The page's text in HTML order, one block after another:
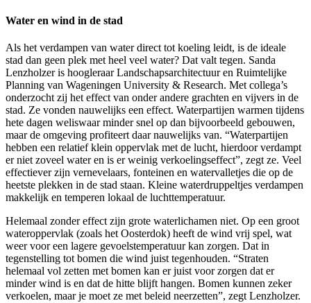
Water en wind in de stad
Als het verdampen van water direct tot koeling leidt, is de ideale
stad dan geen plek met heel veel water? Dat valt tegen. Sanda
Lenzholzer is hoogleraar Landschapsarchitectuur en Ruimtelijke
Planning van Wageningen University & Research. Met collega’s
onderzocht zij het effect van onder andere grachten en vijvers in de
stad. Ze vonden nauwelijks een effect. Waterpartijen warmen tijdens
hete dagen weliswaar minder snel op dan bijvoorbeeld gebouwen,
maar de omgeving profiteert daar nauwelijks van. “Waterpartijen
hebben een relatief klein oppervlak met de lucht, hierdoor verdampt
er niet zoveel water en is er weinig verkoelingseffect”, zegt ze. Veel
effectiever zijn vernevelaars, fonteinen en watervalletjes die op de
heetste plekken in de stad staan. Kleine waterdruppeltjes verdampen
makkelijk en temperen lokaal de luchttemperatuur.
Helemaal zonder effect zijn grote waterlichamen niet. Op een groot
wateroppervlak (zoals het Oosterdok) heeft de wind vrij spel, wat
weer voor een lagere gevoelstemperatuur kan zorgen. Dat in
tegenstelling tot bomen die wind juist tegenhouden. “Straten
helemaal vol zetten met bomen kan er juist voor zorgen dat er
minder wind is en dat de hitte blijft hangen. Bomen kunnen zeker
verkoelen, maar je moet ze met beleid neerzetten”, zegt Lenzholzer.